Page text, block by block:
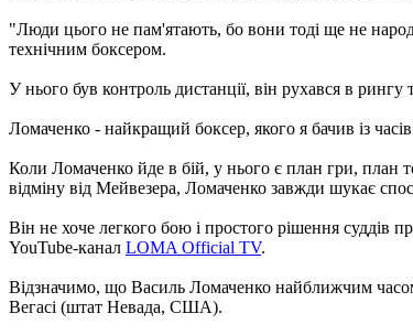
"Люди цього не пам'ятають, бо вони тоді ще не
технічним боксером.
У нього був контроль дистанції, він рухався в
Ломаченко - найкращий боксер, якого я бачив із
Коли Ломаченко йде в бій, у нього є план гри, план
відміну від Мейвезера, Ломаченко завжди шукає
Він не хоче легкого бою і простого рішення
YouTube-канал LOMA Official TV.
Відзначимо, що Василь Ломаченко найближчим
Вегасі (штат Невада, США).